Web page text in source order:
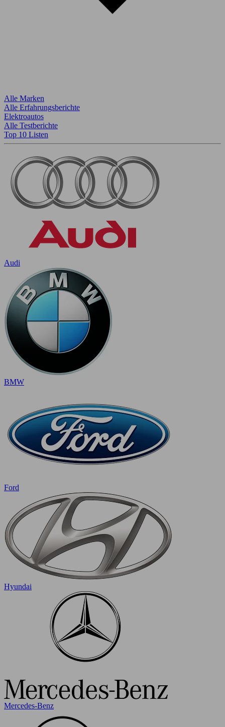
Alle Marken
Alle Erfahrungsberichte
Elektroautos
Alle Testberichte
Top 10 Listen
Audi
BMW
Ford
Hyundai
Mercedes-Benz